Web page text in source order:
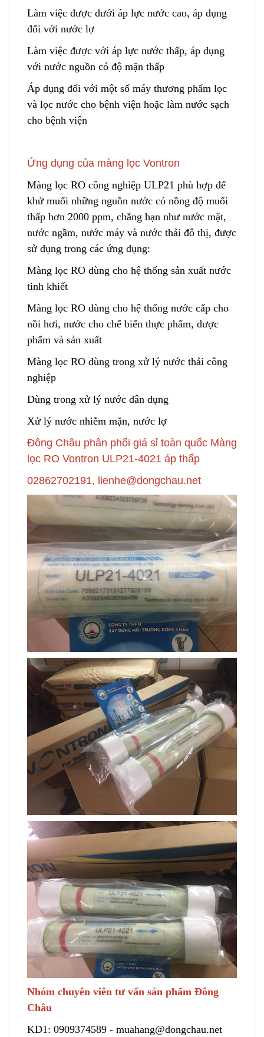
Làm việc được dưới áp lực nước cao, áp dụng
đối với nước lợ
Làm việc được với áp lực nước thấp, áp dụng
với nước nguồn có độ mặn thấp
Áp dụng đối với một số máy thương phẩm lọc
và lọc nước cho bệnh viện hoặc làm nước sạch
cho bệnh viện
Ứng dụng của màng lọc Vontron
Màng lọc RO công nghiệp ULP21 phù hợp để
khử muối những nguồn nước có nồng độ muối
thấp hơn 2000 ppm, chẳng hạn như nước mặt,
nước ngầm, nước máy và nước thải đô thị, được
sử dụng trong các ứng dụng:
Màng lọc RO dùng cho hệ thống sản xuất nước
tinh khiết
Màng lọc RO dùng cho hệ thống nước cấp cho
nồi hơi, nước cho chế biến thực phẩm, dược
phẩm và sản xuất
Màng lọc RO dùng trong xử lý nước thải công
nghiệp
Dùng trong xử lý nước dân dụng
Xử lý nước nhiễm mặn, nước lợ
Đông Châu phân phối giá sỉ toàn quốc Màng
lọc RO Vontron ULP21-4021 áp thấp
02862702191, lienhe@dongchau.net
Nhóm chuyên viên tư vấn sản phẩm Đông
Châu
KD1: 0909374589 - muahang@dongchau.net